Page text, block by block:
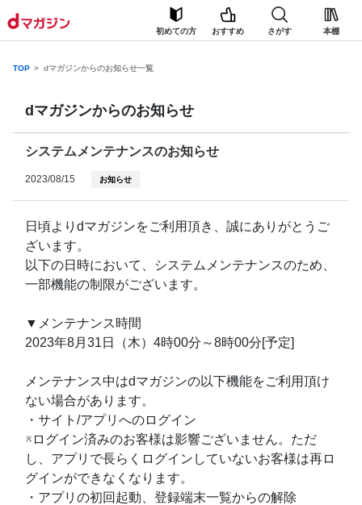
初めての方 おすすめ さがす 本棚
TOP dマガジンからのお知らせ一覧
dマガジンからのお知らせ
システムメンテナンスのお知らせ
2023/08/15 お知らせ
日頃よりdマガジンをご利用頂き、誠にありがとうご
ざいます。
以下の日時において、システムメンテナンスのため、
一部機能の制限がございます。
▼メンテナンス時間
2023年8月31日（木）4時00分～8時00分[予定]
メンテナンス中はdマガジンの以下機能をご利用頂け
ない場合があります。
・サイト/アプリへのログイン
※ログイン済みのお客様は影響ございません。ただ
し、アプリで長らくログインしていないお客様は再ロ
グインができなくなります。
・アプリの初回起動、登録端末一覧からの解除